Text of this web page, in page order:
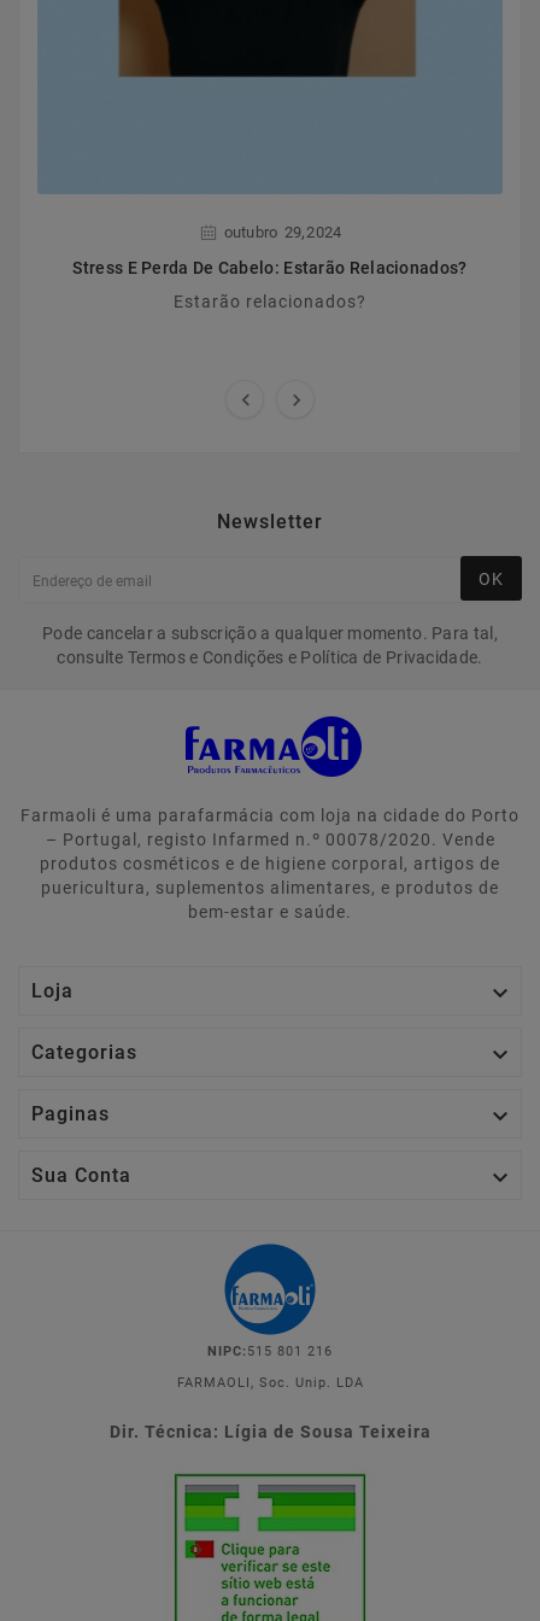
outubro 29, 2024
Stress E Perda De Cabelo: Estarão Relacionados?
Estarão relacionados?
 
Newsletter
OK
Pode cancelar a subscrição a qualquer momento. Para tal,
consulte Termos e Condições e Política de Privacidade.
Farmaoli é uma parafarmácia com loja na cidade do Porto
– Portugal, registo Infarmed n.º 00078/2020. Vende
produtos cosméticos e de higiene corporal, artigos de
puericultura, suplementos alimentares, e produtos de
bem-estar e saúde.
Loja 
Categorias 
Paginas 
Sua Conta 
NIPC: 515 801 216
FARMAOLI, Soc. Unip. LDA
Dir. Técnica: Lígia de Sousa Teixeira